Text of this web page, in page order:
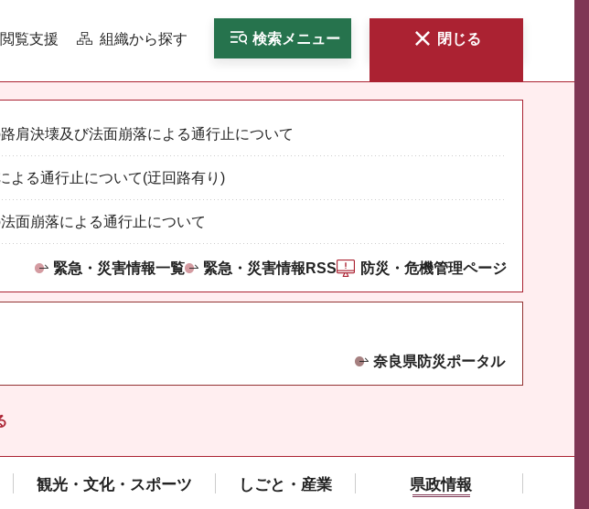
閲覧支援 組織から探す 検索メニュー 閉じる
肩決壊及び法面崩落による通行止について
よる通行止について(迂回路有り)
面崩落による通行止について
緊急・災害情報一覧 緊急・災害情報RSS 防災・危機管理ページ
奈良県防災ポータル
観光・文化・スポーツ しごと・産業 県政情報